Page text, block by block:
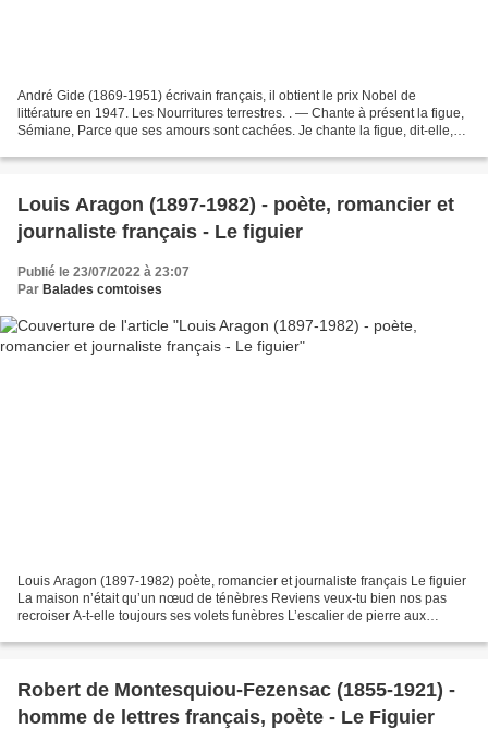
André Gide (1869-1951) écrivain français, il obtient le prix Nobel de
littérature en 1947. Les Nourritures terrestres. . — Chante à présent la figue,
Sémiane, Parce que ses amours sont cachées. Je chante la figue, dit-elle,
Louis Aragon (1897-1982) - poète, romancier et
journaliste français - Le figuier
Publié le 23/07/2022 à 23:07
Par Balades comtoises
Louis Aragon (1897-1982) poète, romancier et journaliste français Le figuier
La maison n’était qu’un nœud de ténèbres Reviens veux-tu bien nos pas
recroiser A-t-elle toujours ses volets funèbres L’escalier de pierre aux
Robert de Montesquiou-Fezensac (1855-1921) -
homme de lettres français, poète - Le Figuier